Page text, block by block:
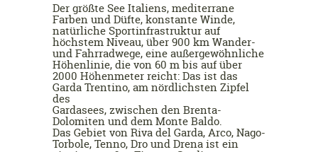
Der größte See Italiens, mediterrane
Farben und Düfte, konstante Winde,
natürliche Sportinfrastruktur auf
höchstem Niveau, über 900 km Wander-
und Fahrradwege, eine außergewöhnliche
Höhenlinie, die von 60 m bis auf über
2000 Höhenmeter reicht: Das ist das
Garda Trentino, am nördlichsten Zipfel
des
Gardasees, zwischen den Brenta-
Dolomiten und dem Monte Baldo.
Das Gebiet von Riva del Garda, Arco, Nago-
Torbole, Tenno, Dro und Drena ist ein